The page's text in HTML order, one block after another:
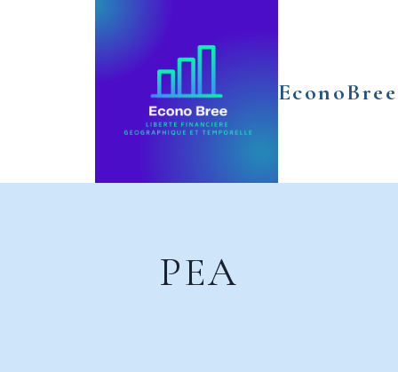
EconoBree
PEA